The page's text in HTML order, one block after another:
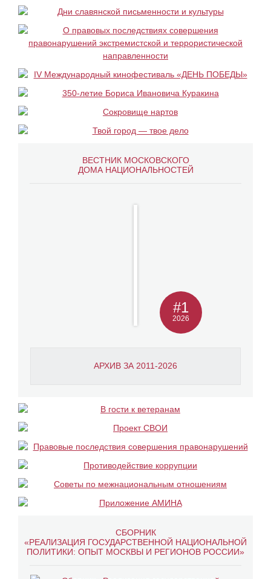
ВЕСТНИК МОСКОВСКОГО
ДОМА НАЦИОНАЛЬНОСТЕЙ
АРХИВ ЗА 2011-2026
#1
2026
СБОРНИК
«РЕАЛИЗАЦИЯ ГОСУДАРСТВЕННОЙ НАЦИОНАЛЬНОЙ
ПОЛИТИКИ: ОПЫТ МОСКВЫ И РЕГИОНОВ РОССИИ»